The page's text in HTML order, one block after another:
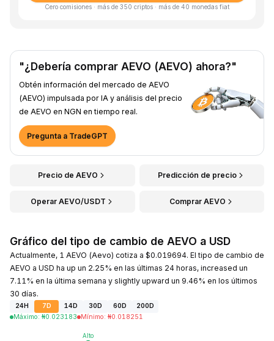
Cero comisiones · más de 350 criptos · más de 40 monedas fiat
"¿Debería comprar AEVO (AEVO) ahora?"
Obtén información del mercado de AEVO
(AEVO) impulsada por IA y análisis del precio
de AEVO en NGN en tiempo real.
Pregunta a TradeGPT
Precio de AEVO Predicción de precio
Operar AEVO/USDT Comprar AEVO
Gráfico del tipo de cambio de AEVO a USD
Actualmente, 1 AEVO (Aevo) cotiza a $0.019694. El tipo de cambio de
AEVO a USD ha up un 2.25% en las últimas 24 horas, increased un
7.11% en la última semana y slightly upward un 9.46% en los últimos
30 días.
24H 7D 14D 30D 60D
200D
Máximo: ₦0.023183 Mínimo: ₦0.018251